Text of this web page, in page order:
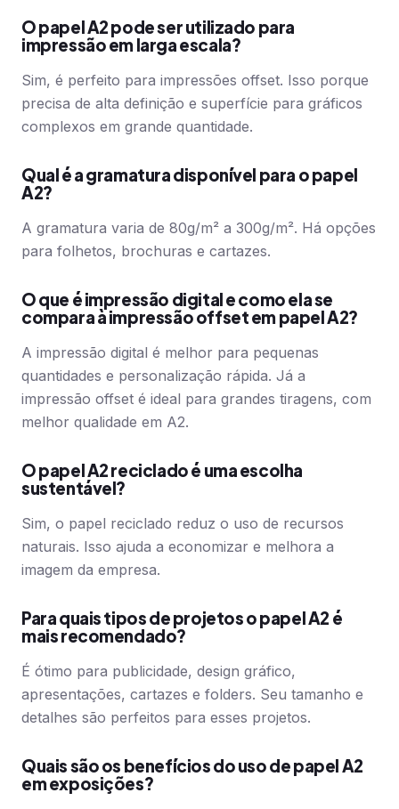
O papel A2 pode ser utilizado para
impressão em larga escala?
Sim, é perfeito para impressões offset. Isso porque
precisa de alta definição e superfície para gráficos
complexos em grande quantidade.
Qual é a gramatura disponível para o papel
A2?
A gramatura varia de 80g/m² a 300g/m². Há opções
para folhetos, brochuras e cartazes.
O que é impressão digital e como ela se
compara à impressão offset em papel A2?
A impressão digital é melhor para pequenas
quantidades e personalização rápida. Já a
impressão offset é ideal para grandes tiragens, com
melhor qualidade em A2.
O papel A2 reciclado é uma escolha
sustentável?
Sim, o papel reciclado reduz o uso de recursos
naturais. Isso ajuda a economizar e melhora a
imagem da empresa.
Para quais tipos de projetos o papel A2 é
mais recomendado?
É ótimo para publicidade, design gráfico,
apresentações, cartazes e folders. Seu tamanho e
detalhes são perfeitos para esses projetos.
Quais são os benefícios do uso de papel A2
em exposições?